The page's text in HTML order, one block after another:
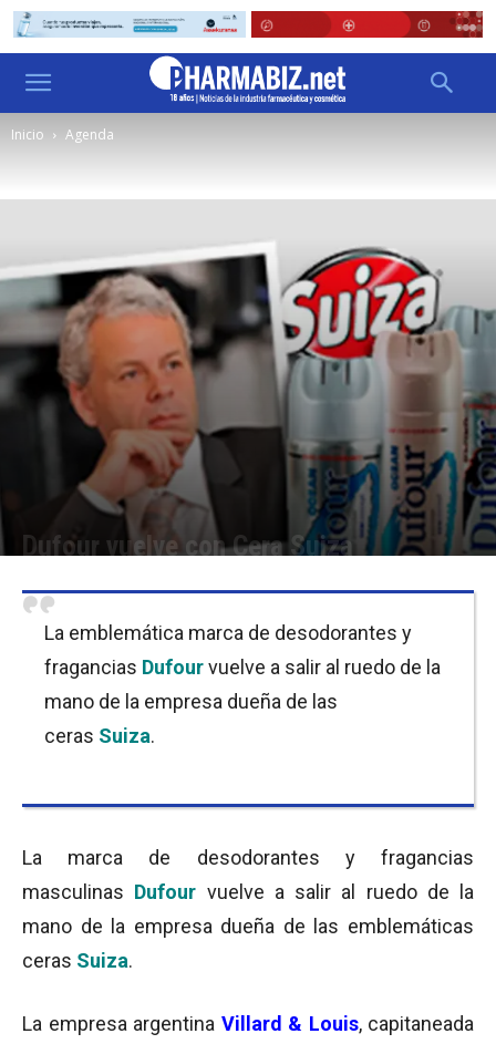
Inicio Agenda
Dufour vuelve con Cera Suiza
La emblemática marca de desodorantes y
fragancias Dufourvuelve a salir al ruedo de la
mano de la empresa dueña de las
ceras Suiza.
La marca de desodorantes y fragancias
masculinas Dufour vuelve a salir al ruedo de la
mano de la empresa dueña de las emblemáticas
ceras Suiza.
La empresa argentina Villard & Louis, capitaneada